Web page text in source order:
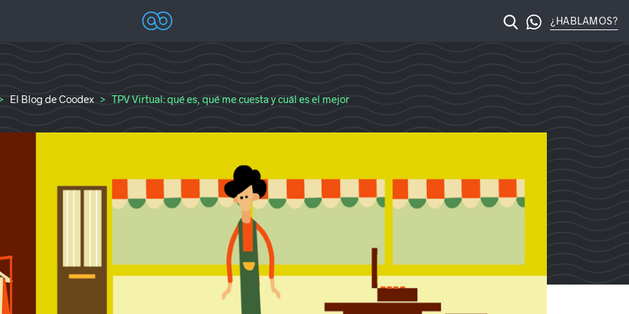
Diseño web Alicante – Marketing online Alicante – Posicionamiento web Alicante
¿HABLAMOS?
El Blog de Coodex TPV Virtual: qué es, qué me cuesta y cuál es el mejor